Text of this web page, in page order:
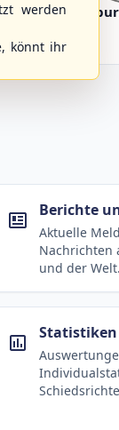
Berichte
Aktuelle
Nachrichten
und der Welt.
Statistiken
werden
könnt ihr